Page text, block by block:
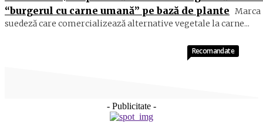
“burgerul cu carne umană” pe bază de plante Marca
suedeză care comercializează alternative vegetale la carne...
- Publicitate -
Recomandate